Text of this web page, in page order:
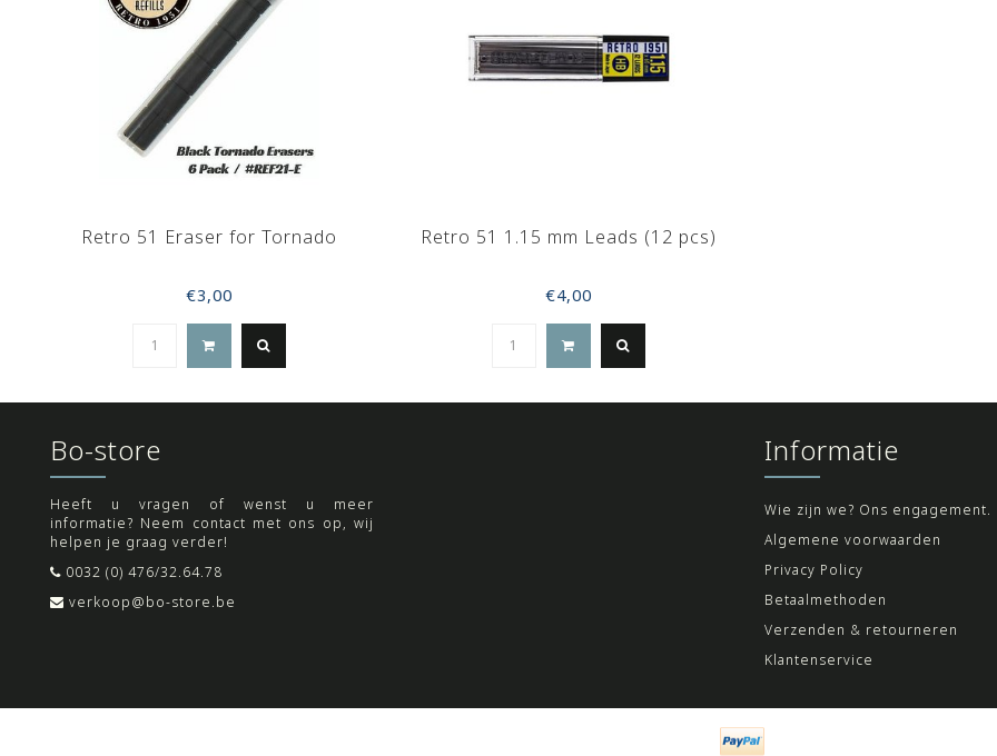
Retro 51 Eraser for Tornado
€3,00
Retro 51 1.15 mm Leads (12 pcs)
€4,00
Bo-store
Heeft u vragen of wenst u meer
informatie? Neem contact met ons op, wij
helpen je graag verder!
0032 (0) 476/32.64.78
verkoop@bo-store.be
Informatie
Wie zijn we? Ons engagement.
Algemene voorwaarden
Privacy Policy
Betaalmethoden
Verzenden & retourneren
Klantenservice